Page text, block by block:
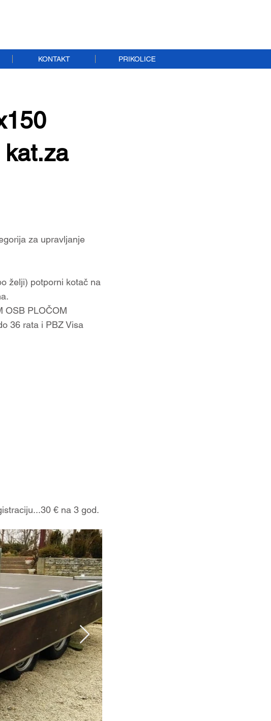
KONTAKT PRIKOLICE
za upravljanje
želji) potporni kotač na
OSB PLOČOM
36 rata i PBZ Visa
€ na 3 god.